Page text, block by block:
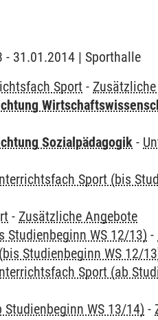
31.01.2014 | Sporthalle
Sport -
Sozialpädagogik -
Sport (bis
- Zusätzliche Angebote
Studienbeginn WS 12/13) -
Studienbeginn WS 12/
Sport (ab
WS 13/14) -